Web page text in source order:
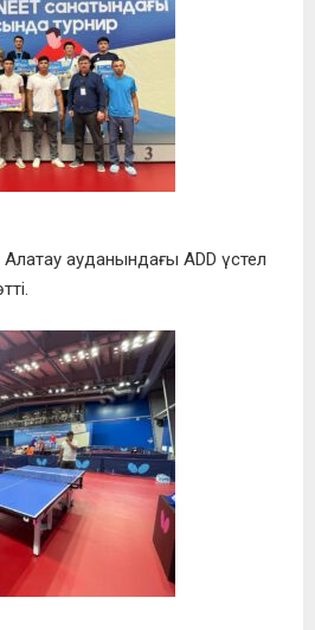
ауданындағы ADD үстел